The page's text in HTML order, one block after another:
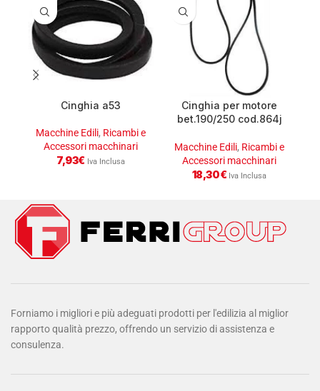
Cinghia a53
Macchine Edili, Ricambi e
Accessori macchinari
7,93€ Iva Inclusa
Cinghia per motore
bet.190/250 cod.864j
Macchine Edili, Ricambi e
Accessori macchinari
18,30€ Iva Inclusa
Forniamo i migliori e più adeguati prodotti per l'edilizia al miglior
rapporto qualità prezzo, offrendo un servizio di assistenza e
consulenza.